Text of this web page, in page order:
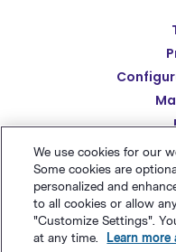
© Polaris Software, LLC
Email® es una marca
Software, LLC
We use cookies for our
Some cookies are
personalized and
to all cookies or allow
"Customize Settings".
at any time.
Learn